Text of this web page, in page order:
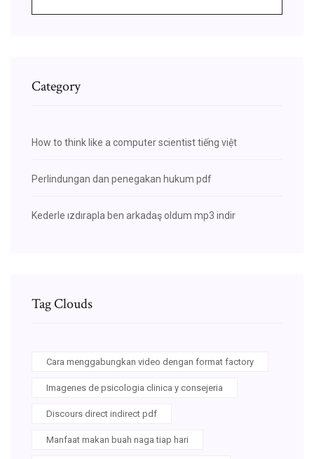
Category
How to think like a computer scientist tiếng việt
Perlindungan dan penegakan hukum pdf
Kederle ızdırapla ben arkadaş oldum mp3 indir
Tag Clouds
Cara menggabungkan video dengan format factory
Imagenes de psicologia clinica y consejeria
Discours direct indirect pdf
Manfaat makan buah naga tiap hari